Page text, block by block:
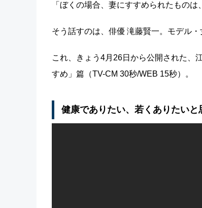
「ぼくの場合、妻にすすめられたものは
そう話すのは、俳優 滝藤賢一。モデル
これ、きょう4月26日から公開された、
すめ」篇（TV-CM 30秒/WEB 15秒）。
健康でありたい、若くありたい